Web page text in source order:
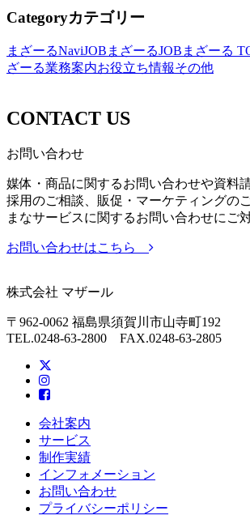
Categoryカテゴリー
まざーるNaviJOBまざーるJOBまざーる
ざーる業務案内お役立ち情報その他
CONTACT US
お問い合わせ
媒体・商品に関するお問い合わせや資料
採用のご相談、販促・マーケティングの
まなサービスに関するお問い合わせにご
お問い合わせはこちら
株式会社 マザール
〒962-0062 福島県須賀川市山寺町192
TEL.0248-63-2800 FAX.0248-63-2805
会社案内
サービス
制作実績
インフォメーション
お問い合わせ
プライバシーポリシー